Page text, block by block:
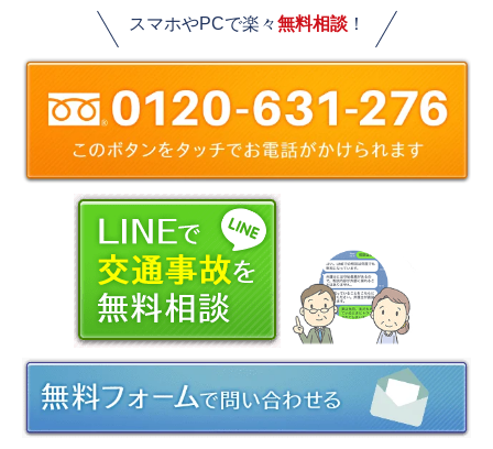
スマホやPCで楽々無料相談！